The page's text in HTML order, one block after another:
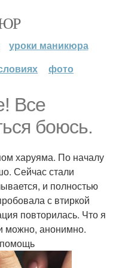
уроки маникюра
фото
Все
боюсь.
харуяма. По началу
Сейчас стали
и полностью
с втиркой
повторилась. Что я
можно, анонимно.